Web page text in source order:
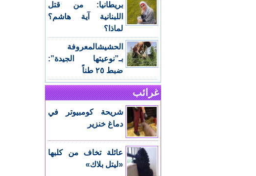
بريطانيا: من قتل
اللبنانية آية هاشم؟
لماذا؟
الحشيشالمعروفة
بـ”نوعيتها الجيدة”:
ضبط ٢٥ طناً
غرائب
شريحة كومبيوتر في
دماغ خنزير
عائلة تخاف من كلبها
«ليتل بلاك»